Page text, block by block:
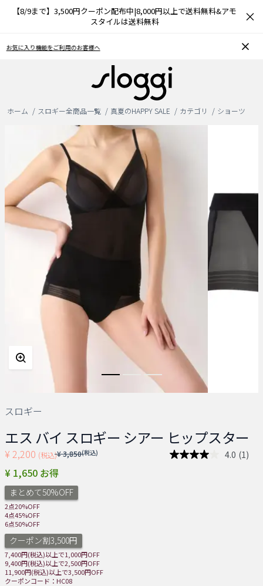
【8/9まで】3,500円クーポン配布中|8,000円以上で送料無料&アモ
スタイルは送料無料
×
お気に入り機能をご利用のお客様へ
ホーム スロギー全商品一覧 真夏のHAPPY SALE カテゴリ ショーツ
スロギー
エス バイ スロギー シアー ヒップスター
¥ 2,200 (税込)Price reduced from
¥ 3,850(税込) 4.0 レ
(1)
¥ 1,650 お得
まとめて50%OFF
2点20%OFF
4点45%OFF
6点50%OFF
クーポン割3,500円
7,400円(税込)以上で1,000円OFF
9,400円(税込)以上で2,500円OFF
11,900円(税込)以上で3,500円OFF
クーポンコード：HC08